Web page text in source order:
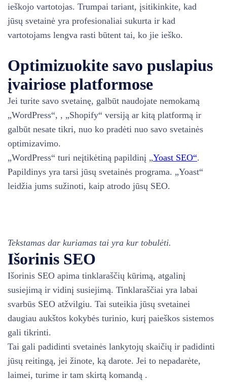
ieškojo vartotojas. Trumpai tariant, įsitikinkite, kad
jūsų svetainė yra profesionaliai sukurta ir kad
vartotojams lengva rasti būtent tai, ko jie ieško.
Optimizuokite savo puslapius
įvairiose platformose
Jei turite savo svetainę, galbūt naudojate nemokamą
„WordPress“, , „Shopify“ versiją ar kitą platformą ir
galbūt nesate tikri, nuo ko pradėti nuo savo svetainės
optimizavimo.
„WordPress“ turi neįtikėtiną papildinį „Yoast SEO“.
Papildinys yra tarsi jūsų svetainės programa. „Yoast“
leidžia jums sužinoti, kaip atrodo jūsų SEO.
Tekstamas dar kuriamas tai yra kur tobulėti.
Išorinis SEO
Išorinis SEO apima tinklaraščių kūrimą, atgalinį
susiejimą ir vidinį susiejimą. Tinklaraščiai yra labai
svarbūs SEO atžvilgiu. Tai suteikia jūsų svetainei
daugiau aukštos kokybės turinio, kurį paieškos sistemos
gali tikrinti.
Tai gali padidinti svetainės lankytojų skaičių ir padidinti
jūsų reitingą, jei žinote, ką darote. Jei to nepadarėte,
laimei, turime ir tam skirtą komandą .